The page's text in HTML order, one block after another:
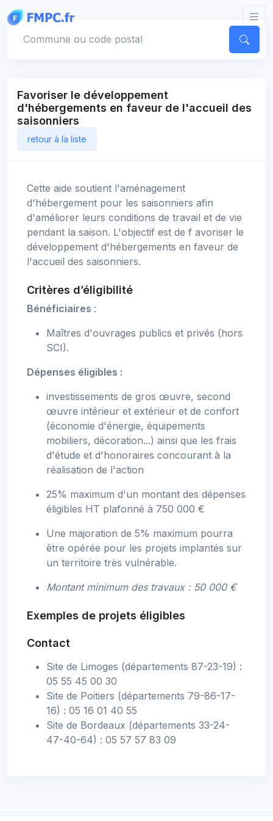
Favoriser le développement
d'hébergements en faveur de l'accueil des
saisonniers
retour à la liste
Cette aide soutient l'aménagement
d'hébergement pour les saisonniers afin
d'améliorer leurs conditions de travail et de vie
pendant la saison. L'objectif est de f avoriser le
développement d'hébergements en faveur de
l'accueil des saisonniers.
Critères d’éligibilité
Bénéficiaires :
Maîtres d'ouvrages publics et privés (hors
SCI).
Dépenses éligibles :
investissements de gros œuvre, second
œuvre intérieur et extérieur et de confort
(économie d'énergie, équipements
mobiliers, décoration...) ainsi que les frais
d'étude et d'honoraires concourant à la
réalisation de l'action
25% maximum d'un montant des dépenses
éligibles HT plafonné à 750 000 €
Une majoration de 5% maximum pourra
être opérée pour les projets implantés sur
un territoire très vulnérable.
Montant minimum des travaux : 50 000 €
Exemples de projets éligibles
Contact
Site de Limoges (départements 87-23-19) :
05 55 45 00 30
Site de Poitiers (départements 79-86-17-
16) : 05 16 01 40 55
Site de Bordeaux (départements 33-24-
47-40-64) : 05 57 57 83 09
Panneau de gestion des cookies